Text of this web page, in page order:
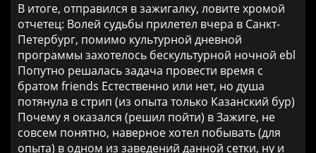
В итоге, отправился в зажигалку, ловите хромой
отчетец: Волей судьбы прилетел вчера в Санкт-
Петербург, помимо культурной дневной
программы захотелось бескультурной ночной ebl
Попутно решалась задача провести время с
братом friends Естественно или нет, но душа
потянула в стрип (из опыта только Казанский бур)
Почему я оказался (решил пойти) в Зажиге, не
совсем понятно, наверное хотел побывать (для
опыта) в одном из заведений данной сетки, ну и